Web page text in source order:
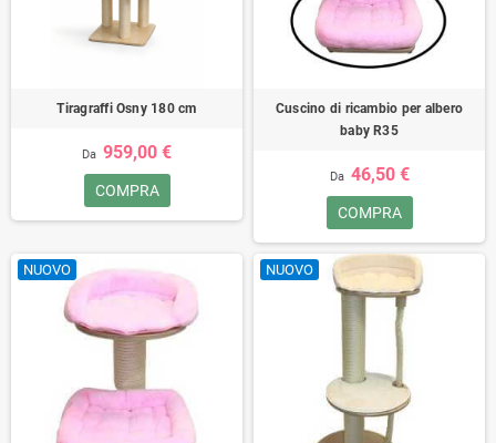
Tiragraffi Osny 180 cm
Da 959,00 €
COMPRA
Cuscino di ricambio per albero
baby R35
Da 46,50 €
COMPRA
NUOVO NUOVO